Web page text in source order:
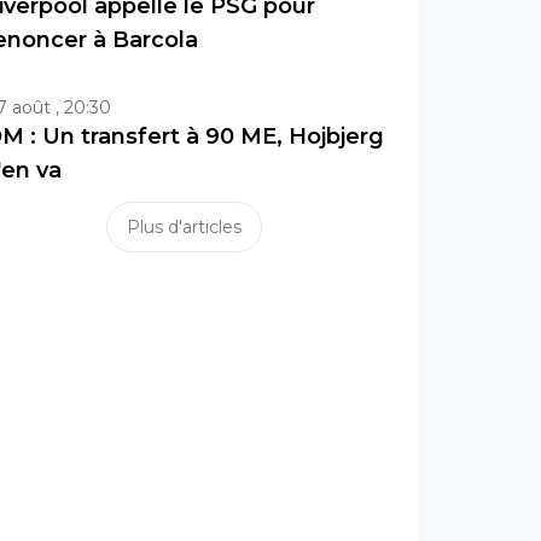
appelle le PSG pour
à Barcola
août , 20:30
: Un transfert à 90 ME, Hojbjerg
va
Plus d'articles